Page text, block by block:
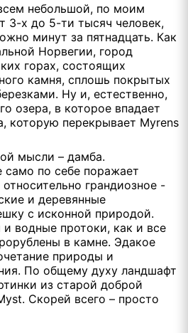
небольшой, по моим
3-х до 5-ти тысяч человек,
минут за пятнадцать. Как
Норвегии, город
горах, состоящих
камня, сплошь покрытых
Ну и, естественно,
озера, в которое впадает
которую перекрывает Myrens
мысли – дамба.
по себе поражает
грандиозное -
и деревянные
с исконной природой.
водные протоки, как и все
в камне. Эдакое
природы и
По общему духу ландшафт
из старой доброй
Скорей всего – просто